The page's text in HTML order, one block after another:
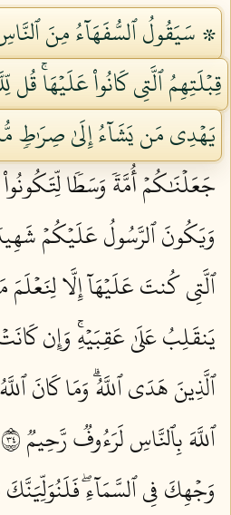
۞ سَيَقُولُ ٱلسُّفَهَآءُ مِنَ
قِبۡلَتِهِمُ ٱلَّتِي كَانُواْ عَلَيۡهَاۚ
يَهۡدِي مَن يَشَآءُ إِلَىٰ صِرَٰطٖ
جَعَلۡنَٰكُمۡ أُمَّةٗ وَسَطٗا
وَيَكُونَ ٱلرَّسُولُ عَلَيۡكُمۡ
ٱلَّتِي كُنتَ عَلَيۡهَآ إِلَّا
يَنقَلِبُ عَلَىٰ عَقِبَيۡهِۚ وَإِن
ٱلَّذِينَ هَدَى ٱللَّهُۗ وَمَا كَانَ
ٱللَّهَ بِٱلنَّاسِ لَرَءُوفٞ رَّحِيمٞ ١٤٣
وَجۡهِكَ فِي ٱلسَّمَآءِۖ